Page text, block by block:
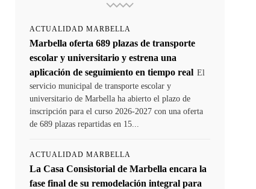
ACTUALIDAD MARBELLA
Marbella oferta 689 plazas de transporte
escolar y universitario y estrena una
aplicación de seguimiento en tiempo real El
servicio municipal de transporte escolar y
universitario de Marbella ha abierto el plazo de
inscripción para el curso 2026-2027 con una oferta
de 689 plazas repartidas en 15...
ACTUALIDAD MARBELLA
La Casa Consistorial de Marbella encara la
fase final de su remodelación integral para